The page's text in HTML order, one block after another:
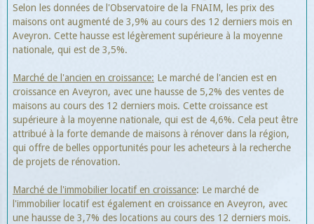
Selon les données de l'Observatoire de la FNAIM, les prix des
maisons ont augmenté de 3,9% au cours des 12 derniers mois en
Aveyron. Cette hausse est légèrement supérieure à la moyenne
nationale, qui est de 3,5%.
Marché de l'ancien en croissance: Le marché de l'ancien est en
croissance en Aveyron, avec une hausse de 5,2% des ventes de
maisons au cours des 12 derniers mois. Cette croissance est
supérieure à la moyenne nationale, qui est de 4,6%. Cela peut être
attribué à la forte demande de maisons à rénover dans la région,
qui offre de belles opportunités pour les acheteurs à la recherche
de projets de rénovation.
Marché de l'immobilier locatif en croissance: Le marché de
l'immobilier locatif est également en croissance en Aveyron, avec
une hausse de 3,7% des locations au cours des 12 derniers mois.